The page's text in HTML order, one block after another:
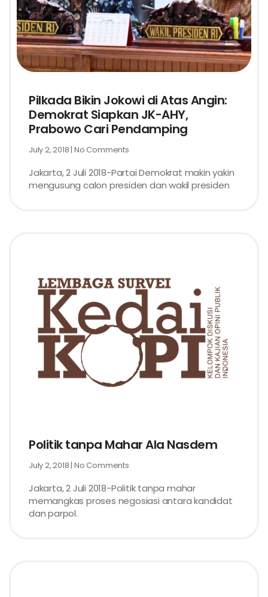
Pilkada Bikin Jokowi di Atas Angin:
Demokrat Siapkan JK-AHY,
Prabowo Cari Pendamping
July 2, 2018 No Comments
Jakarta, 2 Juli 2018-Partai Demokrat makin yakin
mengusung calon presiden dan wakil presiden
Politik tanpa Mahar Ala Nasdem
July 2, 2018 No Comments
Jakarta, 2 Juli 2018-Politik tanpa mahar
memangkas proses negosiasi antara kandidat
dan parpol.